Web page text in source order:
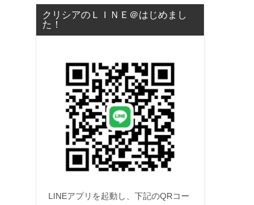
クリシアのＬＩＮＥ＠はじめまし
た！
LINEアプリを起動し、下記のQRコー